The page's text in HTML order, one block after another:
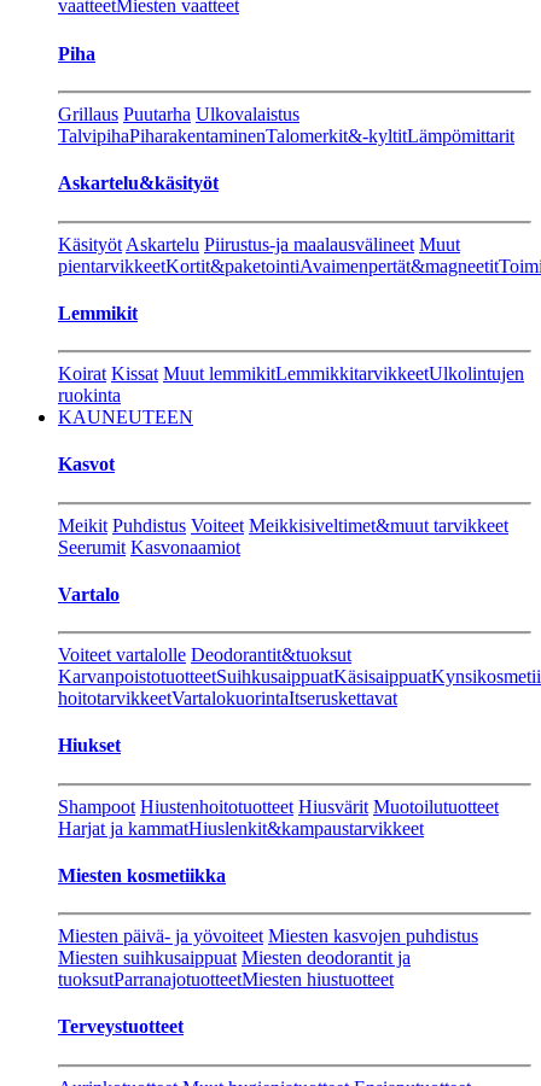
vaatteetMiesten vaatteet
Piha
Grillaus Puutarha Ulkovalaistus
TalvipihaPiharakentaminenTalomerkit&-kyltitLämpömittarit
Askartelu&käsityöt
Käsityöt Askartelu Piirustus-ja maalausvälineet Muut
pientarvikkeetKortit&paketointiAvaimenpertät&magneetit
Lemmikit
Koirat Kissat Muut lemmikitLemmikkitarvikkeetUlkolintujen
ruokinta
KAUNEUTEEN
Kasvot
Meikit Puhdistus Voiteet Meikkisiveltimet&muut tarvikkeet
Seerumit Kasvonaamiot
Vartalo
Voiteet vartalolle Deodorantit&tuoksut
KarvanpoistotuotteetSuihkusaippuatKäsisaippuat
hoitotarvikkeetVartalokuorintaItseruskettavat
Hiukset
Shampoot Hiustenhoitotuotteet Hiusvärit Muotoilutuotteet
Harjat ja kammatHiuslenkit&kampaustarvikkeet
Miesten kosmetiikka
Miesten päivä- ja yövoiteet Miesten kasvojen puhdistus
Miesten suihkusaippuat Miesten deodorantit ja
tuoksutParranajotuotteetMiesten hiustuotteet
Terveystuotteet